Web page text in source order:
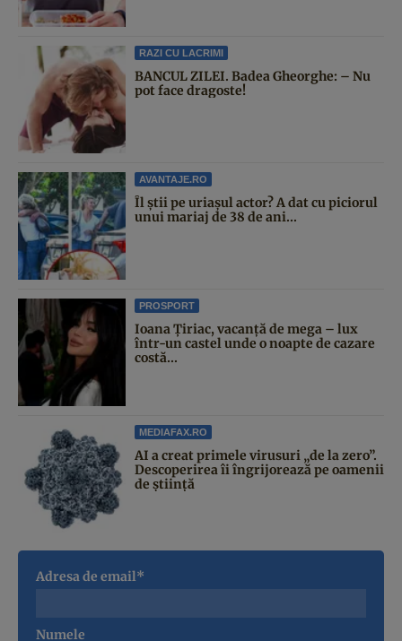
RAZI CU LACRIMI
BANCUL ZILEI. Badea Gheorghe: – Nu
pot face dragoste!
AVANTAJE.RO
Îl știi pe uriașul actor? A dat cu piciorul
unui mariaj de 38 de ani...
PROSPORT
Ioana Țiriac, vacanță de mega – lux
într-un castel unde o noapte de cazare
costă...
MEDIAFAX.RO
AI a creat primele virusuri „de la zero”.
Descoperirea îi îngrijorează pe oamenii
de știință
Adresa de email*
Numele